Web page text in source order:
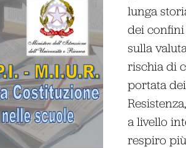
lunga
dei confini
sulla
rischia di
portata
a livello
respiro